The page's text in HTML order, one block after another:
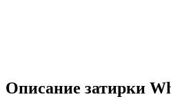
Описание затирки